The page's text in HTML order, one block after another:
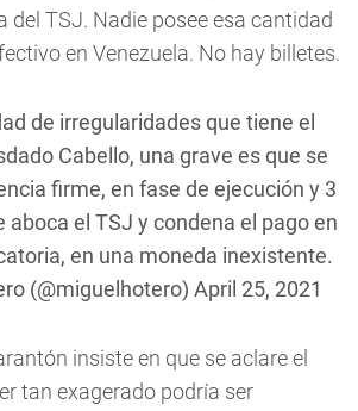
del TSJ. Nadie posee esa cantidad
en Venezuela. No hay billetes.
de irregularidades que tiene el
Cabello, una grave es que se
firme, en fase de ejecución y 3
aboca el TSJ y condena el pago en
en una moneda inexistente.
(@miguelhotero) April 25, 2021
insiste en que se aclare el
tan exagerado podría ser